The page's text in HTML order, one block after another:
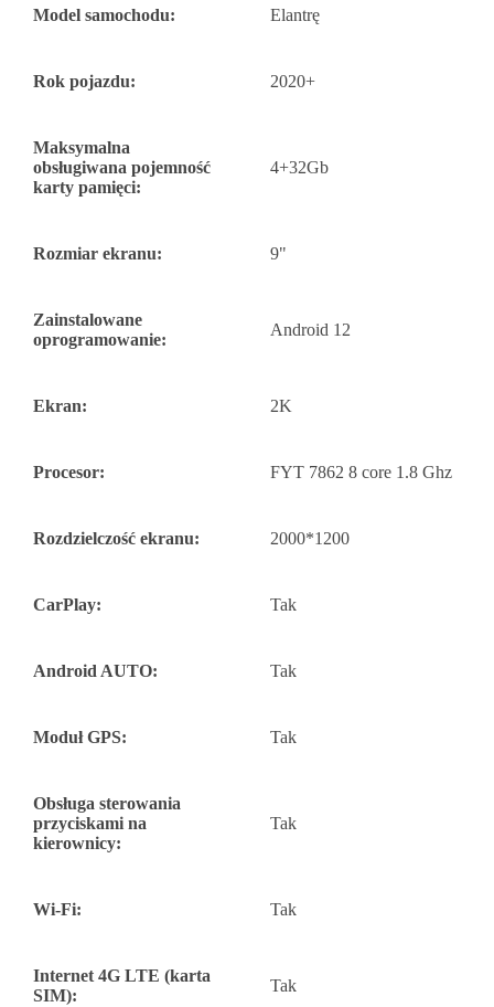
Model samochodu: Elantrę
Rok pojazdu: 2020+
Maksymalna
obsługiwana pojemność
karty pamięci:
4+32Gb
Rozmiar ekranu: 9"
Zainstalowane
oprogramowanie:
Android 12
Ekran: 2K
Procesor: FYT 7862 8 core 1.8 Ghz
Rozdzielczość ekranu: 2000*1200
CarPlay: Tak
Android AUTO: Tak
Moduł GPS: Tak
Obsługa sterowania
przyciskami na
kierownicy:
Tak
Wi-Fi: Tak
Internet 4G LTE (karta
SIM):
Tak